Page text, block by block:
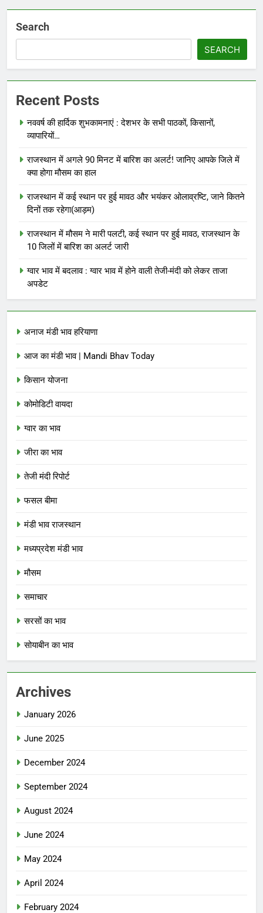
Search
SEARCH
Recent Posts
नववर्ष की हार्दिक शुभकामनाएं : देशभर के सभी पाठकों, किसानों,
व्यापारियों…
राजस्थान में अगले 90 मिनट में बारिश का अलर्ट! जानिए आपके जिले में
क्या होगा मौसम का हाल
राजस्थान में कई स्थान पर हुई मावठ और भयंकर ओलाव्रष्टि, जाने कितने
दिनों तक रहेगा(आड़म)
राजस्थान में मौसम ने मारी पलटी, कई स्थान पर हुई मावठ, राजस्थान के
10 जिलों में बारिश का अलर्ट जारी
ग्वार भाव में बदलाव : ग्वार भाव में होने वाली तेजी-मंदी को लेकर ताजा
अपडेट
अनाज मंडी भाव हरियाणा
आज का मंडी भाव | Mandi Bhav Today
किसान योजना
कोमोडिटी वायदा
ग्वार का भाव
जीरा का भाव
तेजी मंदी रिपोर्ट
फसल बीमा
मंडी भाव राजस्थान
मध्यप्रदेश मंडी भाव
मौसम
समाचार
सरसों का भाव
सोयाबीन का भाव
Archives
January 2026
June 2025
December 2024
September 2024
August 2024
June 2024
May 2024
April 2024
February 2024